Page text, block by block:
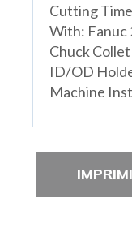
Cutting
With: Fanuc
Chuck
ID/OD
Machine